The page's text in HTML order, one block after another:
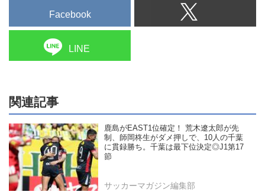
Facebook
LINE
関連記事
鹿島がEAST1位確定！ 荒木遼太郎が先
制、師岡柊生がダメ押しで、10人の千葉
に貫録勝ち。千葉は最下位決定◎J1第17
節
サッカーマガジン編集部